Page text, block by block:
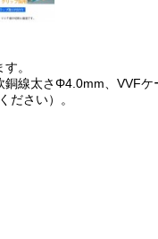
。
線太さΦ4.0mm、VVFケ
ださい）。